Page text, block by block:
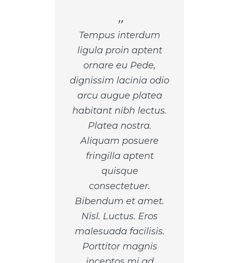
Tempus interdum
ligula proin aptent
ornare eu Pede,
dignissim lacinia odio
arcu augue platea
habitant nibh lectus.
Platea nostra.
Aliquam posuere
fringilla aptent
quisque
consectetuer.
Bibendum et amet.
Nisl. Luctus. Eros
malesuada facilisis.
Porttitor magnis